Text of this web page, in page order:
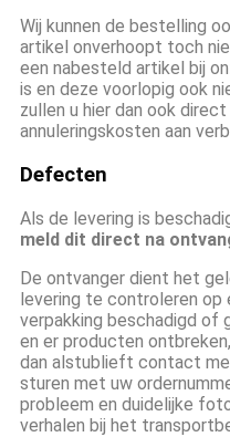
Wij kunnen de bestelling
artikel onverhoopt toch
een nabesteld artikel bij
is en deze voorlopig ook
zullen u hier dan ook
annuleringskosten aan
Defecten
Als de levering is
meld dit direct na
De ontvanger dient het
levering te controleren op
verpakking beschadigd of
en er producten
dan alstublieft contact
sturen met uw
probleem en duidelijke
verhalen bij het